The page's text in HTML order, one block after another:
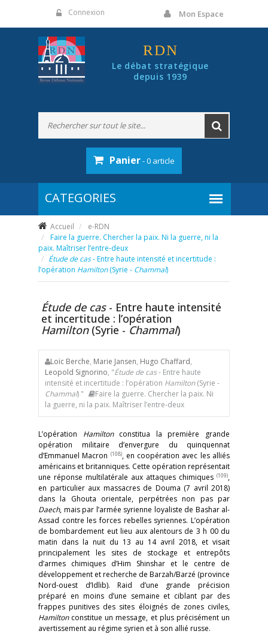
Connexion Mon Espace
RDN
Le débat stratégique
depuis 1939
Panier- 0 article
Accueil
e-RDN
Faire la guerre. Chercher la paix. Ni la guerre, ni la
paix. Maîtriser l’entre-deux
Étude de cas- Entre haute intensité et incertitude :
l’opération Hamilton(Syrie - Chammal)
Étude de cas- Entre haute intensité
et incertitude : l’opération
Hamilton(Syrie - Chammal)
Loïc Berche, Marie Jansen, Hugo Chaffard,
Leopold Signorino, "Étude de cas- Entre haute
intensité et incertitude : l’opération Hamilton(Syrie -
Chammal) "
Faire la guerre. Chercher la paix. Ni
la guerre, ni la paix. Maîtriser l’entre-deux
L’opération Hamilton constitua la première grande
opération militaire d’envergure du quinquennat
d’Emmanuel Macron (108), en coopération avec les alliés
américains et britanniques. Cette opération représentait
une réponse multilatérale aux attaques chimiques (109),
en particulier aux massacres de Douma (7 avril 2018)
dans la Ghouta orientale, perpétrées non pas par
Daech, mais par l’armée syrienne loyaliste de Bashar al-
Assad contre les forces rebelles syriennes. L’opération
de bombardement eut lieu aux alentours de 3 h 00 du
matin dans la nuit du 13 au 14 avril 2018, et visait
principalement les sites de stockage et entrepôts
d’armes chimiques d’Him Shinshar et le centre de
développement et recherche de Barzah/Barzé (province
Nord-ouest d’Idlib). Raid d’une grande précision
préparé en moins d’une semaine et ciblant par des
frappes punitives des sites éloignés de zones civiles,
Hamilton constitue un message, et plus précisément un
avertissement au régime syrien et à son allié russe.